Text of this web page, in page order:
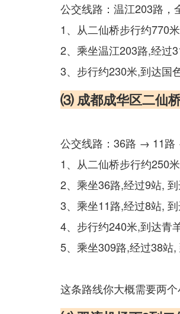
公交线路：温江203路，
1、从二仙桥步行约770
2、乘坐温江203路,经过
3、步行约230米,到达国
⑶ 成都成华区二仙
公交线路：36路 → 11路
1、从二仙桥步行约250
2、乘坐36路,经过9站,
3、乘坐11路,经过8站,
4、步行约240米,到达青
5、乘坐309路,经过38站
这条路线你大概需要两个